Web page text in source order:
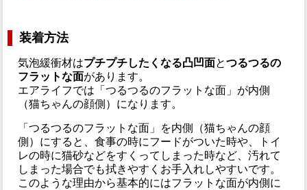
装着方法
気泡緩衝材はプチプチしたくなる凸凹面とつるつるの
フラットな面があります。
エアライフでは「つるつるのフラットな面」が内側
（猫ちゃんの顔側）になります。
「つるつるのフラットな面」を内側（猫ちゃんの顔
側）にすると、食事の時にフードがついた時や、トイ
レの時に猫砂などをすくってしまった時など、汚れて
しまった場合でも拭きやすくお手入れしやすいです。
このような理由から基本的にはフラットな面が内側に